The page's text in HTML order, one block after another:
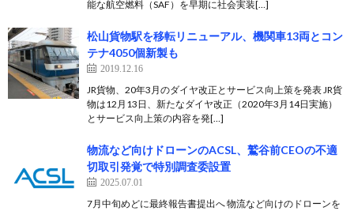
能な航空燃料（SAF）を早期に社会実装[…]
松山貨物駅を移転リニューアル、機関車13両とコン
テナ4050個新製も
2019.12.16
JR貨物、20年3月のダイヤ改正とサービス向上策を発表 JR貨
物は12月13日、新たなダイヤ改正（2020年3月14日実施）
とサービス向上策の内容を発[…]
物流など向けドローンのACSL、鷲谷前CEOの不適
切取引発覚で特別調査委設置
2025.07.01
7月中旬めどに最終報告書提出へ 物流など向けのドローンを